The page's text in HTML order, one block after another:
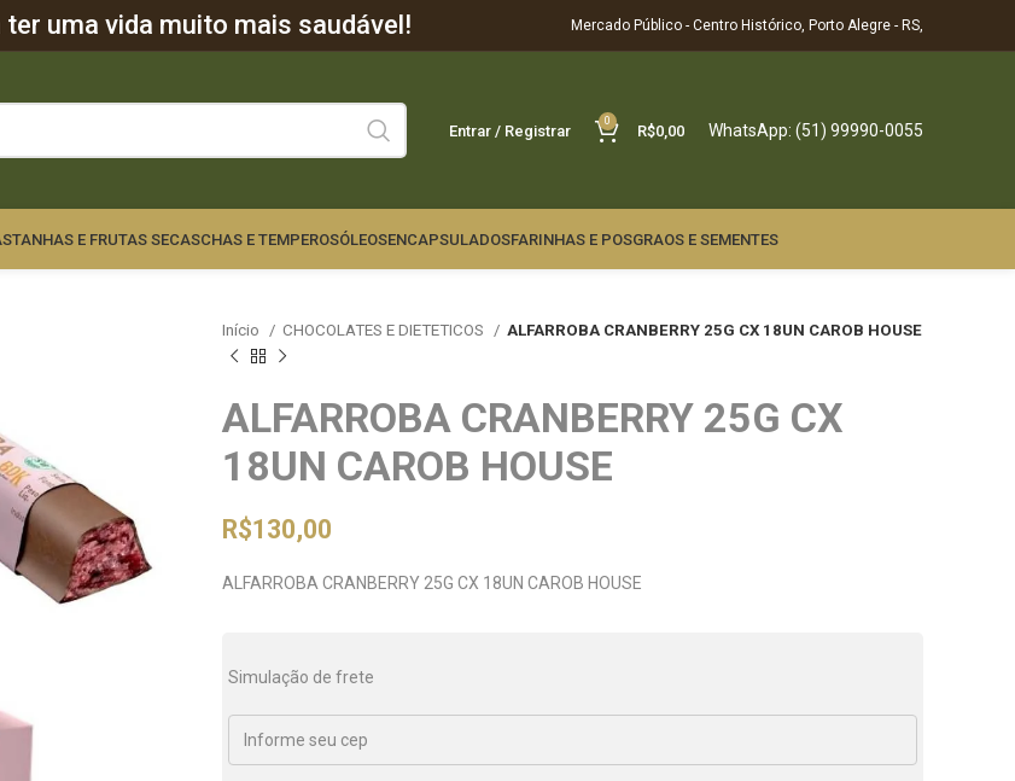
uma vida muito mais saudável! Mercado Público - Centro Histórico, Porto Alegre - RS,
Entrar / Registrar
0
R$0,00 WhatsApp: (51) 99990-0055
E FRUTAS SECASCHAS E TEMPEROSÓLEOSENCAPSULADOSFARINHAS E POSGRAOS E SEMENTES
Início CHOCOLATES E DIETETICOS ALFARROBA CRANBERRY 25G CX 18UN CAROB HOUSE
ALFARROBA CRANBERRY 25G CX
18UN CAROB HOUSE
R$130,00
ALFARROBA CRANBERRY 25G CX 18UN CAROB HOUSE
Simulação de frete